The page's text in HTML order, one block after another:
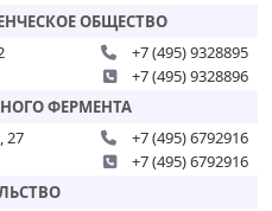
ОБЩЕСТВО
+7 (495) 9328895
+7 (495) 9328896
ФЕРМЕНТА
27
+7 (495) 6792916
+7 (495) 6792916